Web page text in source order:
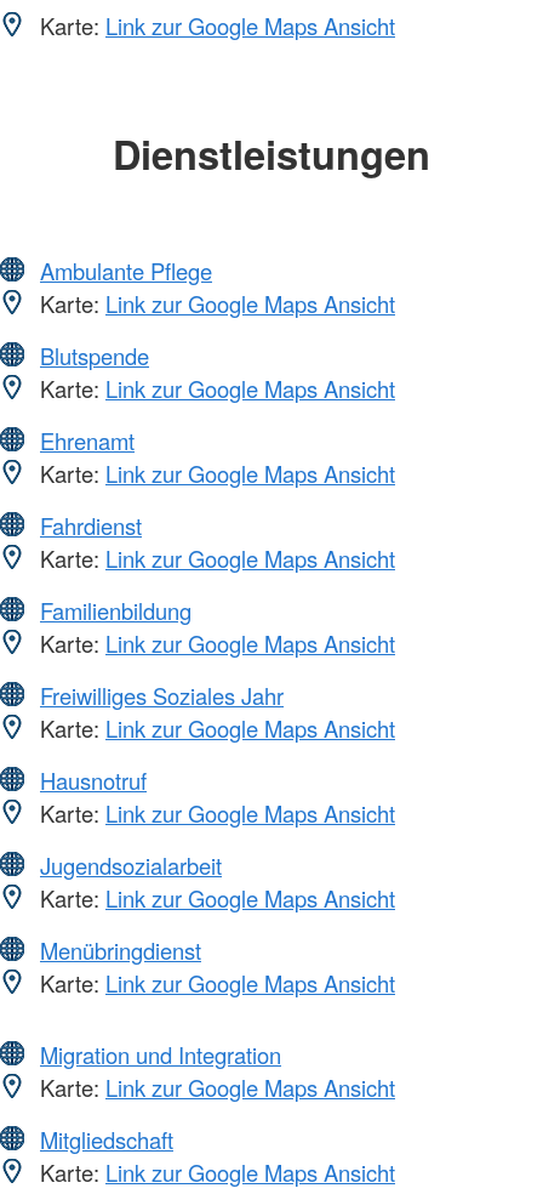
Karte: Link zur Google Maps Ansicht
Dienstleistungen
Ambulante Pflege
Karte: Link zur Google Maps Ansicht
Blutspende
Karte: Link zur Google Maps Ansicht
Ehrenamt
Karte: Link zur Google Maps Ansicht
Fahrdienst
Karte: Link zur Google Maps Ansicht
Familienbildung
Karte: Link zur Google Maps Ansicht
Freiwilliges Soziales Jahr
Karte: Link zur Google Maps Ansicht
Hausnotruf
Karte: Link zur Google Maps Ansicht
Jugendsozialarbeit
Karte: Link zur Google Maps Ansicht
Menübringdienst
Karte: Link zur Google Maps Ansicht
Migration und Integration
Karte: Link zur Google Maps Ansicht
Mitgliedschaft
Karte: Link zur Google Maps Ansicht